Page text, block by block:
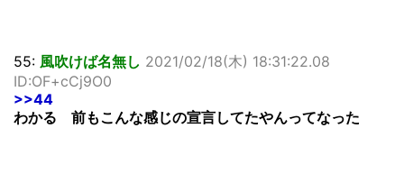
55: 風吹けば名無し 2021/02/18(木) 18:31:22.08
ID:OF+cCj9O0
>>44
わかる 前もこんな感じの宣言してたやんってなった